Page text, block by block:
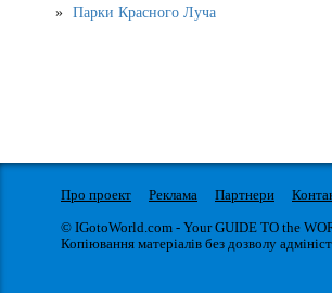
Парки Красного Луча
Про проект Реклама Партнери
© IGotoWorld.com - Your GUIDE TO the
Копіювання матеріалів без дозволу